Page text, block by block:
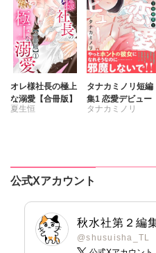
オレ様社長の極上
な溺愛【合冊版】
夏生恒
タナカミノリ短編
集1 恋愛デビュー
タナカミノリ
公式Xアカウント
秋水社第２編
@shusuisha_TL